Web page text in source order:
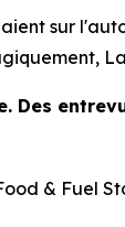
sur
Des
& Fuel